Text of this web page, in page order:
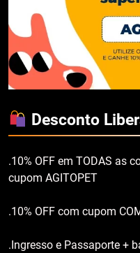
Desconto
.10% OFF em TODAS as
cupom AGITOPET
.10% OFF com cupom
.Ingresso e Passaporte +